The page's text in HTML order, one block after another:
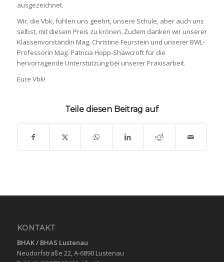
ausgezeichnet.
Wir, die Vbk, fühlen uns geehrt, unsere Schule, aber auch uns
selbst, mit diesem Preis zu krönen. Zudem danken wir unserer
Klassenvorständin Mag. Christine Feurstein und unserer BWL-
Professorin Mag. Patricia Hopp-Shawcroft für die
hervorragende Unterstützung bei unserer Praxisarbeit.
Eure Vbk!
Teile diesen Beitrag auf
KONTAKT
BHAK / BHAS Lustenau
Neudorfstraße 22, A-6890 Lustenau